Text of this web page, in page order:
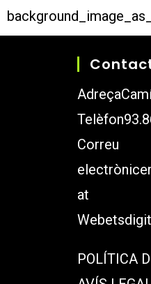
Adreça
Telèfon
Correu
electrònic
at
Web
POLÍTICA